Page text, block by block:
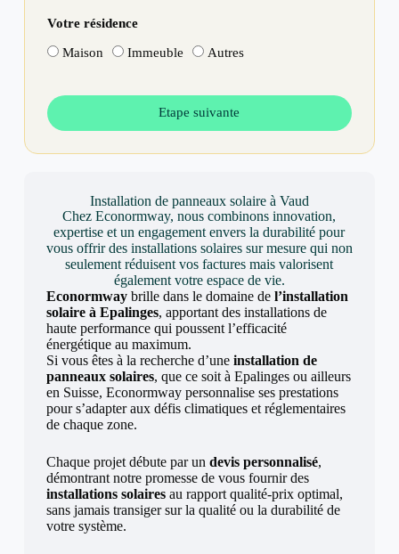
Votre résidence
Maison Immeuble Autres
Etape suivante
Installation de panneaux solaire à Vaud
Chez Econormway, nous combinons innovation,
expertise et un engagement envers la durabilité pour
vous offrir des installations solaires sur mesure qui non
seulement réduisent vos factures mais valorisent
également votre espace de vie.
Econormwaybrille dans le domaine de l’installation
solaire à Epalinges, apportant des installations de
haute performance qui poussent l’efficacité
énergétique au maximum.
Si vous êtes à la recherche d’une installation de
panneaux solaires, que ce soit à Epalinges ou ailleurs
en Suisse, Econormway personnalise ses prestations
pour s’adapter aux défis climatiques et réglementaires
de chaque zone.
Chaque projet débute par un devis personnalisé,
démontrant notre promesse de vous fournir des
installations solairesau rapport qualité-prix optimal,
sans jamais transiger sur la qualité ou la durabilité de
votre système.